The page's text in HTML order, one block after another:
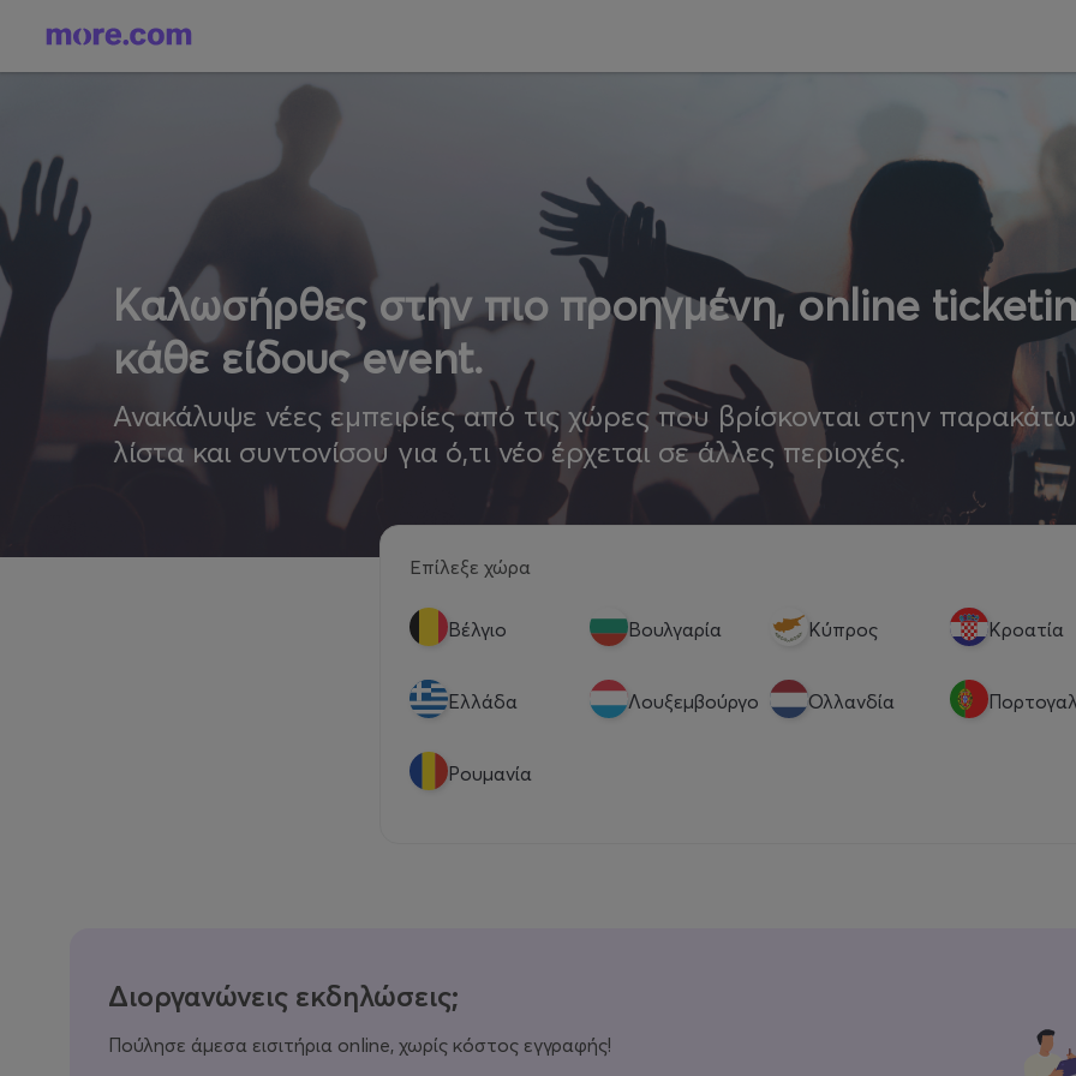
Καλωσήρθες στην πιο προηγμένη, online
κάθε είδους event.
Ανακάλυψε νέες εμπειρίες από τις χώρες που βρίσκονται στην παρακάτω
λίστα και συντονίσου για ό,τι νέο έρχεται σε άλλες περιοχές.
Επίλεξε χώρα
Βέλγιο Βουλγαρία Κύπρος Κροατία
Eλλάδα Λουξεμβούργο Ολλανδία
Ρουμανία
Διοργανώνεις εκδηλώσεις;
Πούλησε άμεσα εισιτήρια online, χωρίς κόστος εγγραφής!